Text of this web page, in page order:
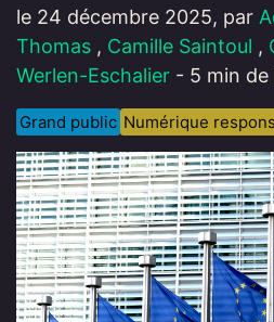
le 24 décembre 2025, par
Thomas , Camille Saintoul ,
Werlen-Eschalier - 5 min de
Grand public Numérique